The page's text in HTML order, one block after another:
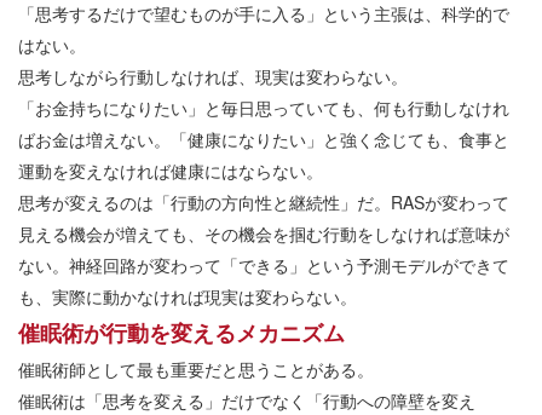
「思考するだけで望むものが手に入る」という主張は、科学的で
はない。
思考しながら行動しなければ、現実は変わらない。
「お金持ちになりたい」と毎日思っていても、何も行動しなけれ
ばお金は増えない。「健康になりたい」と強く念じても、食事と
運動を変えなければ健康にはならない。
思考が変えるのは「行動の方向性と継続性」だ。RASが変わって
見える機会が増えても、その機会を掴む行動をしなければ意味が
ない。神経回路が変わって「できる」という予測モデルができて
も、実際に動かなければ現実は変わらない。
催眠術が行動を変えるメカニズム
催眠術師として最も重要だと思うことがある。
催眠術は「思考を変える」だけでなく「行動への障壁を変え